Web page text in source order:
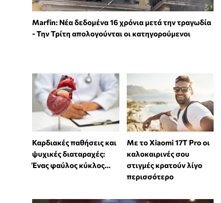
Marfin: Νέα δεδομένα 16 χρόνια μετά την τραγωδία
- Την Τρίτη απολογούνται οι κατηγορούμενοι
Καρδιακές παθήσεις και
ψυχικές διαταραχές:
Ένας φαύλος κύκλος...
Με το Xiaomi 17T Pro οι
καλοκαιρινές σου
στιγμές κρατούν λίγο
περισσότερο